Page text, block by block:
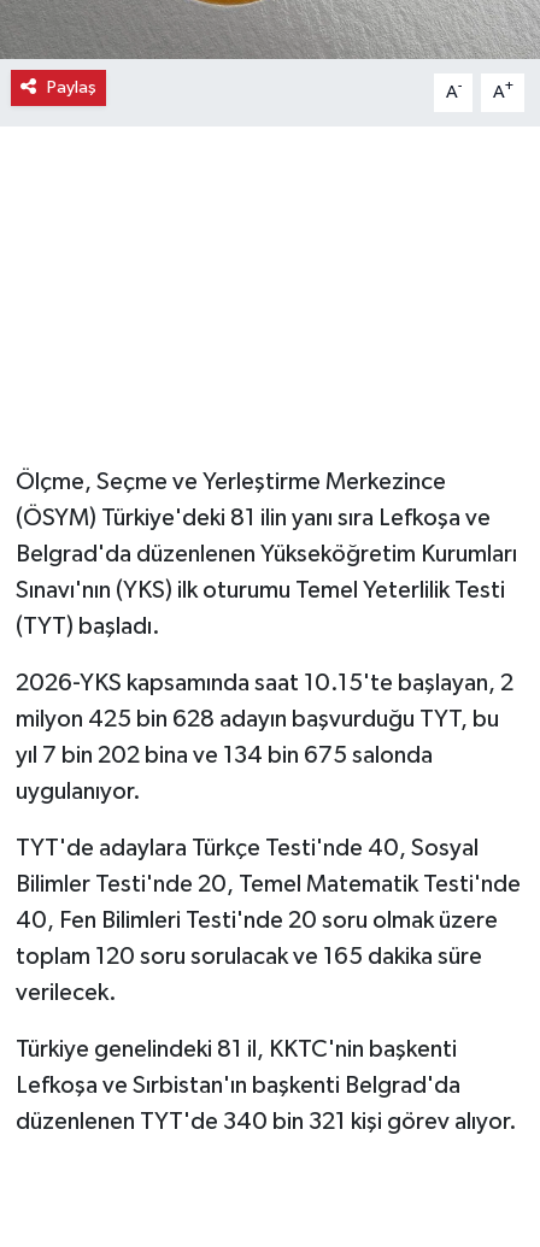
Paylaş A- A+
Ölçme, Seçme ve Yerleştirme Merkezince
(ÖSYM) Türkiye'deki 81 ilin yanı sıra Lefkoşa ve
Belgrad'da düzenlenen Yükseköğretim Kurumları
Sınavı'nın (YKS) ilk oturumu Temel Yeterlilik Testi
(TYT) başladı.
2026-YKS kapsamında saat 10.15'te başlayan, 2
milyon 425 bin 628 adayın başvurduğu TYT, bu
yıl 7 bin 202 bina ve 134 bin 675 salonda
uygulanıyor.
TYT'de adaylara Türkçe Testi'nde 40, Sosyal
Bilimler Testi'nde 20, Temel Matematik Testi'nde
40, Fen Bilimleri Testi'nde 20 soru olmak üzere
toplam 120 soru sorulacak ve 165 dakika süre
verilecek.
Türkiye genelindeki 81 il, KKTC'nin başkenti
Lefkoşa ve Sırbistan'ın başkenti Belgrad'da
düzenlenen TYT'de 340 bin 321 kişi görev alıyor.
Gurme
Haber
Seri İlan
Siyaset
Sonsöz Özel
Yaşam